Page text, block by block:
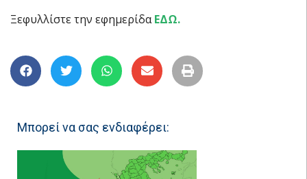
Ξεφυλλίστε την εφημερίδαΕΔΩ.
Μπορεί να σας ενδιαφέρει: